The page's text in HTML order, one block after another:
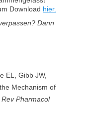
Download hier.
Dann
EL, Gibb JW,
Mechanism of
Pharmacol